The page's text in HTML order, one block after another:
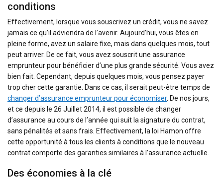
conditions
Effectivement, lorsque vous souscrivez un crédit, vous ne savez
jamais ce qu’il adviendra de l’avenir. Aujourd’hui, vous êtes en
pleine forme, avez un salaire fixe, mais dans quelques mois, tout
peut arriver. De ce fait, vous avez souscrit une assurance
emprunteur pour bénéficier d’une plus grande sécurité. Vous avez
bien fait. Cependant, depuis quelques mois, vous pensez payer
trop cher cette garantie. Dans ce cas, il serait peut-être temps de
changer d’assurance emprunteur pour économiser. De nos jours,
et ce depuis le 26 Juillet 2014, il est possible de changer
d’assurance au cours de l’année qui suit la signature du contrat,
sans pénalités et sans frais. Effectivement, la loi Hamon offre
cette opportunité à tous les clients à conditions que le nouveau
contrat comporte des garanties similaires à l’assurance actuelle.
Des économies à la clé